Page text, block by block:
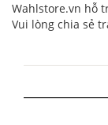
Wahlstore.vn hỗ
Vui lòng chia sẻ